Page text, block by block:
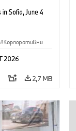
in Sofia, June 4
Корпоративни
2026
2,7 MB